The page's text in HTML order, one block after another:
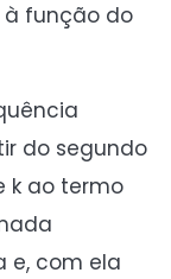
à função do
do segundo
k ao termo
e, com ela